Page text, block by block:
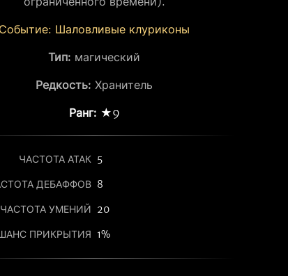
Событие: Шаловливые клуриконы
Тип: магический
Редкость: Хранитель
Ранг: ★9
ЧАСТОТА АТАК 5
ДЕБАФФОВ 8
ЧАСТОТА УМЕНИЙ 20
ПРИКРЫТИЯ 1%